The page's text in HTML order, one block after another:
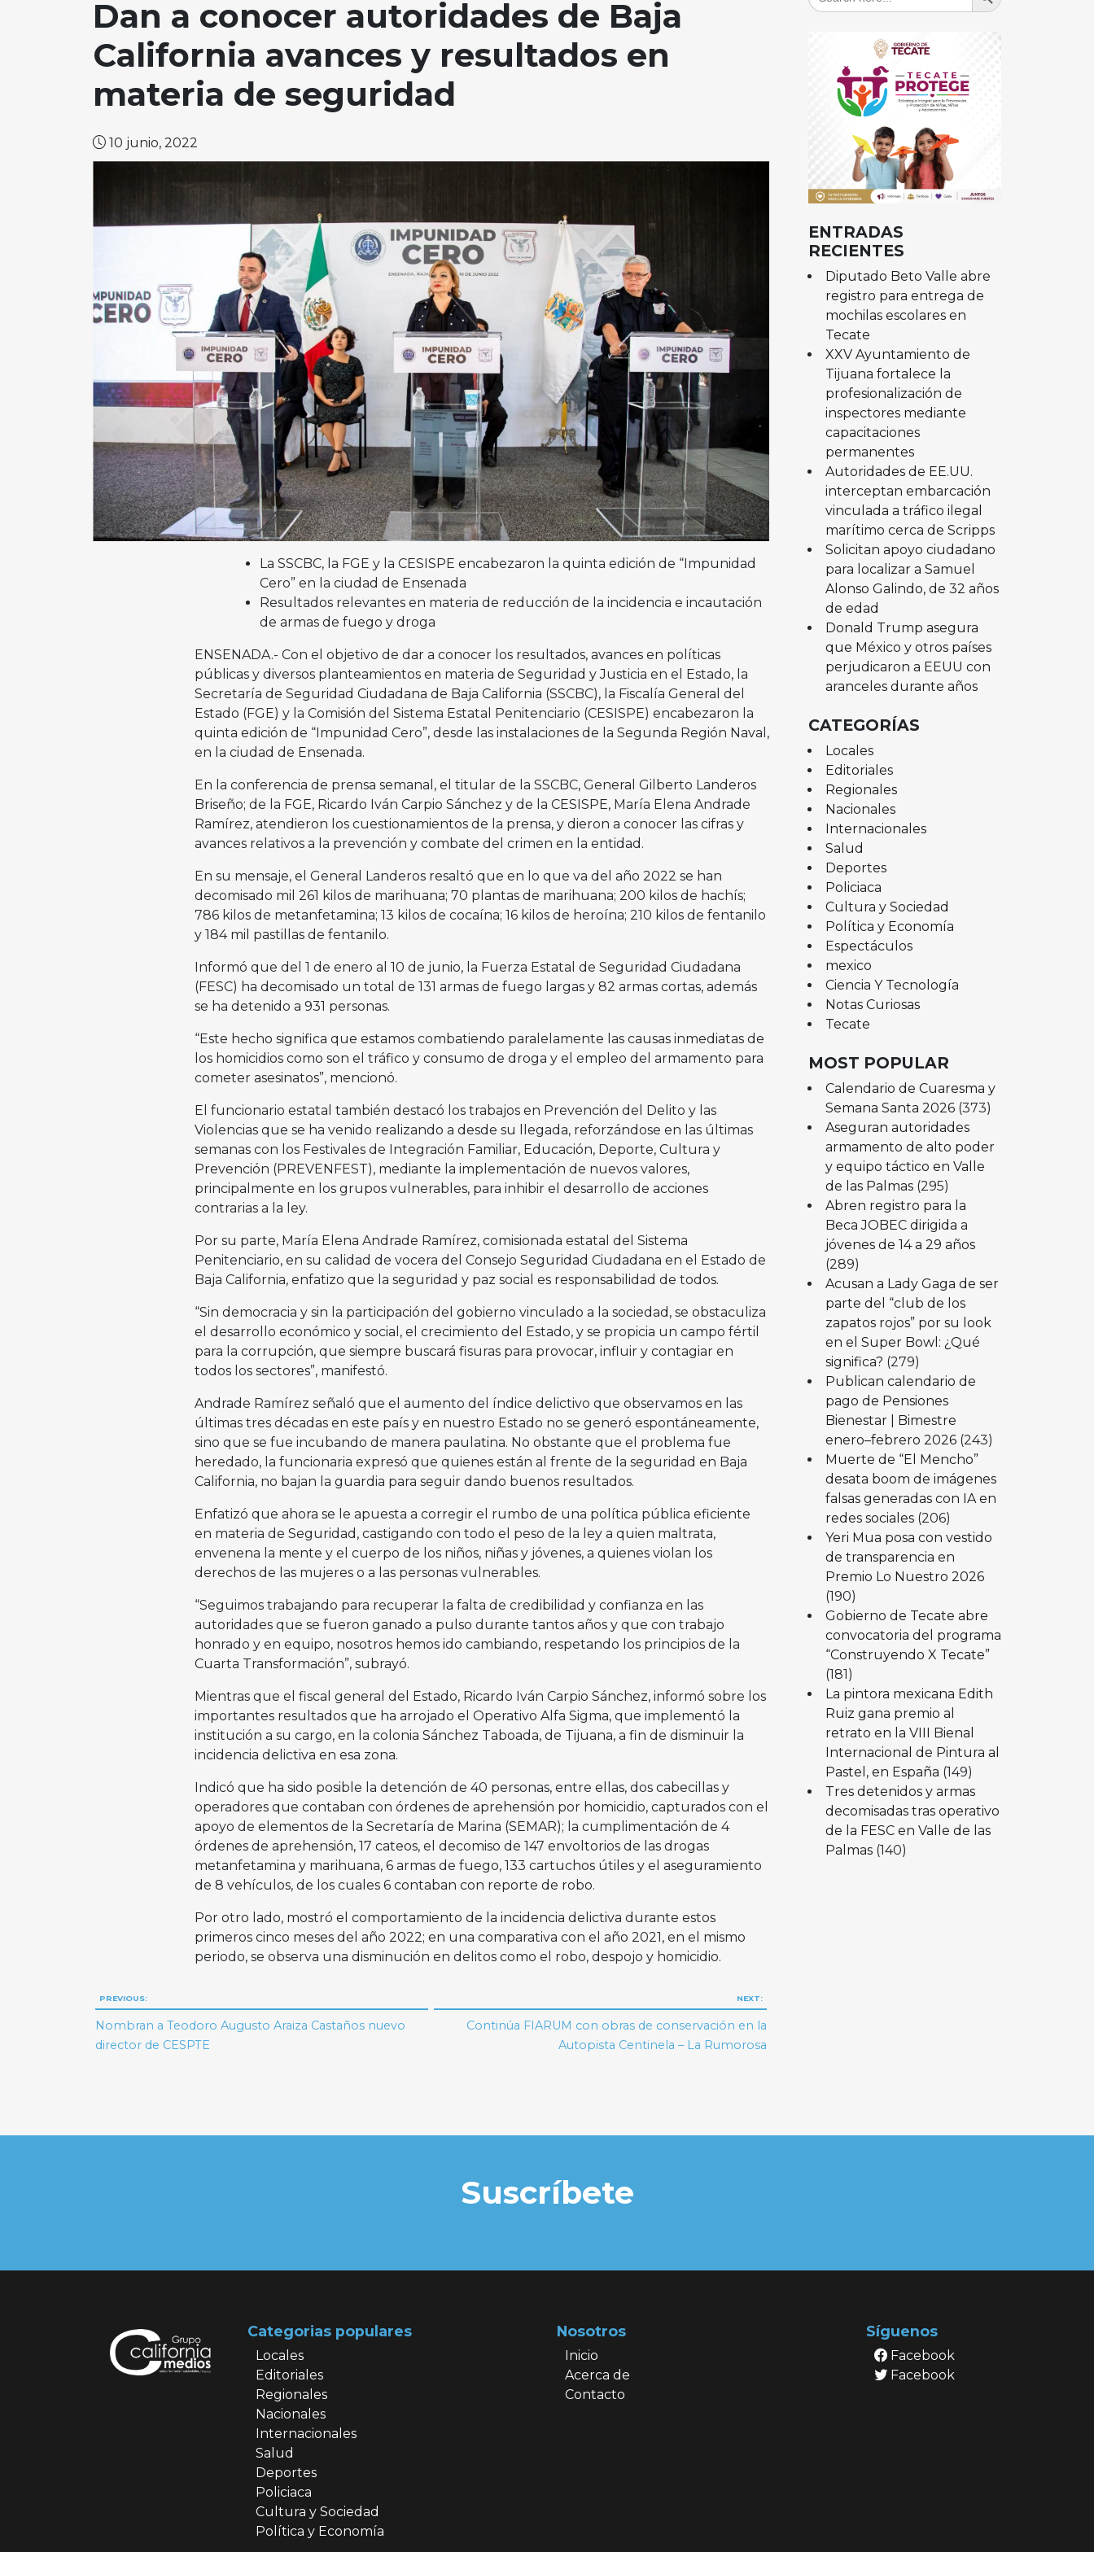
Dan a conocer autoridades de Baja
California avances y resultados en
materia de seguridad
10 junio, 2022
La SSCBC, la FGE y la CESISPE encabezaron la quinta edición de “Impunidad
Cero” en la ciudad de Ensenada
Resultados relevantes en materia de reducción de la incidencia e incautación
de armas de fuego y droga
ENSENADA.- Con el objetivo de dar a conocer los resultados, avances en políticas
públicas y diversos planteamientos en materia de Seguridad y Justicia en el Estado, la
Secretaría de Seguridad Ciudadana de Baja California (SSCBC), la Fiscalía General del
Estado (FGE) y la Comisión del Sistema Estatal Penitenciario (CESISPE) encabezaron la
quinta edición de “Impunidad Cero”, desde las instalaciones de la Segunda Región Naval,
en la ciudad de Ensenada.
En la conferencia de prensa semanal, el titular de la SSCBC, General Gilberto Landeros
Briseño; de la FGE, Ricardo Iván Carpio Sánchez y de la CESISPE, María Elena Andrade
Ramírez, atendieron los cuestionamientos de la prensa, y dieron a conocer las cifras y
avances relativos a la prevención y combate del crimen en la entidad.
En su mensaje, el General Landeros resaltó que en lo que va del año 2022 se han
decomisado mil 261 kilos de marihuana; 70 plantas de marihuana; 200 kilos de hachís;
786 kilos de metanfetamina; 13 kilos de cocaína; 16 kilos de heroína; 210 kilos de fentanilo
y 184 mil pastillas de fentanilo.
Informó que del 1 de enero al 10 de junio, la Fuerza Estatal de Seguridad Ciudadana
(FESC) ha decomisado un total de 131 armas de fuego largas y 82 armas cortas, además
se ha detenido a 931 personas.
“Este hecho significa que estamos combatiendo paralelamente las causas inmediatas de
los homicidios como son el tráfico y consumo de droga y el empleo del armamento para
cometer asesinatos”, mencionó.
El funcionario estatal también destacó los trabajos en Prevención del Delito y las
Violencias que se ha venido realizando a desde su llegada, reforzándose en las últimas
semanas con los Festivales de Integración Familiar, Educación, Deporte, Cultura y
Prevención (PREVENFEST), mediante la implementación de nuevos valores,
principalmente en los grupos vulnerables, para inhibir el desarrollo de acciones
contrarias a la ley.
Por su parte, María Elena Andrade Ramírez, comisionada estatal del Sistema
Penitenciario, en su calidad de vocera del Consejo Seguridad Ciudadana en el Estado de
Baja California, enfatizo que la seguridad y paz social es responsabilidad de todos.
“Sin democracia y sin la participación del gobierno vinculado a la sociedad, se obstaculiza
el desarrollo económico y social, el crecimiento del Estado, y se propicia un campo fértil
para la corrupción, que siempre buscará fisuras para provocar, influir y contagiar en
todos los sectores”, manifestó.
Andrade Ramírez señaló que el aumento del índice delictivo que observamos en las
últimas tres décadas en este país y en nuestro Estado no se generó espontáneamente,
sino que se fue incubando de manera paulatina. No obstante que el problema fue
heredado, la funcionaria expresó que quienes están al frente de la seguridad en Baja
California, no bajan la guardia para seguir dando buenos resultados.
Enfatizó que ahora se le apuesta a corregir el rumbo de una política pública eficiente
en materia de Seguridad, castigando con todo el peso de la ley a quien maltrata,
envenena la mente y el cuerpo de los niños, niñas y jóvenes, a quienes violan los
derechos de las mujeres o a las personas vulnerables.
“Seguimos trabajando para recuperar la falta de credibilidad y confianza en las
autoridades que se fueron ganado a pulso durante tantos años y que con trabajo
honrado y en equipo, nosotros hemos ido cambiando, respetando los principios de la
Cuarta Transformación”, subrayó.
Mientras que el fiscal general del Estado, Ricardo Iván Carpio Sánchez, informó sobre los
importantes resultados que ha arrojado el Operativo Alfa Sigma, que implementó la
institución a su cargo, en la colonia Sánchez Taboada, de Tijuana, a fin de disminuir la
incidencia delictiva en esa zona.
Indicó que ha sido posible la detención de 40 personas, entre ellas, dos cabecillas y
operadores que contaban con órdenes de aprehensión por homicidio, capturados con el
apoyo de elementos de la Secretaría de Marina (SEMAR); la cumplimentación de 4
órdenes de aprehensión, 17 cateos, el decomiso de 147 envoltorios de las drogas
metanfetamina y marihuana, 6 armas de fuego, 133 cartuchos útiles y el aseguramiento
de 8 vehículos, de los cuales 6 contaban con reporte de robo.
Por otro lado, mostró el comportamiento de la incidencia delictiva durante estos
primeros cinco meses del año 2022; en una comparativa con el año 2021, en el mismo
periodo, se observa una disminución en delitos como el robo, despojo y homicidio.
Navegación
de
PREVIOUS:
Nombran a Teodoro Augusto Araiza Castaños nuevo
director de CESPTE
NEXT:
Continúa FIARUM con obras de conservación en la
Autopista Centinela – La Rumorosa
ENTRADAS
RECIENTES
Diputado Beto Valle abre
registro para entrega de
mochilas escolares en
Tecate
XXV Ayuntamiento de
Tijuana fortalece la
profesionalización de
inspectores mediante
capacitaciones
permanentes
Autoridades de EE.UU.
interceptan embarcación
vinculada a tráfico ilegal
marítimo cerca de Scripps
Solicitan apoyo ciudadano
para localizar a Samuel
Alonso Galindo, de 32 años
de edad
Donald Trump asegura
que México y otros países
perjudicaron a EEUU con
aranceles durante años
CATEGORÍAS
Locales
Editoriales
Regionales
Nacionales
Internacionales
Salud
Deportes
Policiaca
Cultura y Sociedad
Política y Economía
Espectáculos
mexico
Ciencia Y Tecnología
Notas Curiosas
Tecate
MOST POPULAR
Calendario de Cuaresma y
Semana Santa 2026 (373)
Aseguran autoridades
armamento de alto poder
y equipo táctico en Valle
de las Palmas (295)
Abren registro para la
Beca JOBEC dirigida a
jóvenes de 14 a 29 años
(289)
Acusan a Lady Gaga de ser
parte del “club de los
zapatos rojos” por su look
en el Super Bowl: ¿Qué
significa? (279)
Publican calendario de
pago de Pensiones
Bienestar | Bimestre
enero–febrero 2026 (243)
Muerte de “El Mencho”
desata boom de imágenes
falsas generadas con IA en
redes sociales (206)
Yeri Mua posa con vestido
de transparencia en
Premio Lo Nuestro 2026
(190)
Gobierno de Tecate abre
convocatoria del programa
“Construyendo X Tecate”
(181)
La pintora mexicana Edith
Ruiz gana premio al
retrato en la VIII Bienal
Internacional de Pintura al
Pastel, en España (149)
Tres detenidos y armas
decomisadas tras operativo
de la FESC en Valle de las
Palmas (140)
Suscríbete
Categorias populares
Locales
Editoriales
Regionales
Nacionales
Internacionales
Salud
Deportes
Policiaca
Cultura y Sociedad
Política y Economía
Nosotros
Inicio
Acerca de
Contacto
Síguenos
Facebook
Facebook